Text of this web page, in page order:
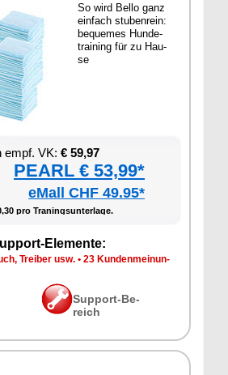
So wird Bel­lo ganz
ein­fach stu­ben­rein:
be­que­mes Hun­de­
trai­ning für zu Hau­
se
empf. VK: € 59,97
PEARL € 53,99*
eMall CHF 49.95*
pro Tra­nings­un­ter­la­ge.
Ele­men­te:
Trei­ber usw. • 23 Kun­den­mei­nun­
Sup­port-Be­
reich